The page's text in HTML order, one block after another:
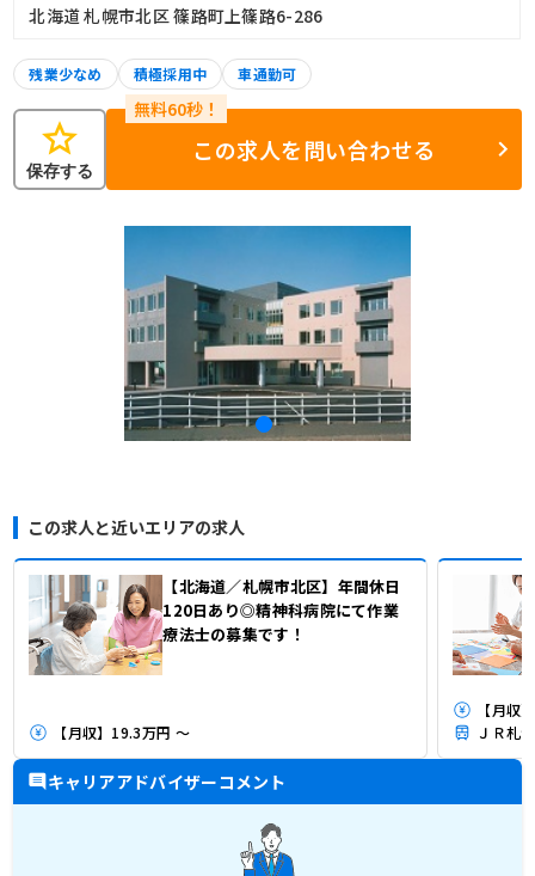
北海道 札幌市北区 篠路町上篠路6-286
残業少なめ 積極採用中 車通勤可
star
保存する
この求人を問い合わせる
この求人と近いエリアの求人
【北海道／札幌市北区】年間休日
120日あり◎精神科病院にて作業
療法士の募集です！
【月収】19.3万円 ～
【月収
ＪＲ札
キャリアアドバイザーコメント